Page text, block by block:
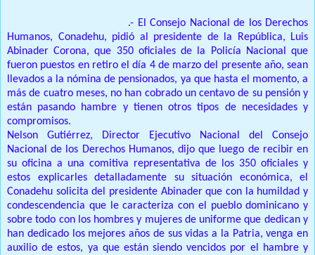
.- El Consejo Nacional de los Derechos
Humanos, Conadehu, pidió al presidente de la República, Luis
Abinader Corona, que 350 oficiales de la Policía Nacional que
fueron puestos en retiro el día 4 de marzo del presente año, sean
llevados a la nómina de pensionados, ya que hasta el momento, a
más de cuatro meses, no han cobrado un centavo de su pensión y
están pasando hambre y tienen otros tipos de necesidades y
compromisos.
Nelson Gutiérrez, Director Ejecutivo Nacional del Consejo
Nacional de los Derechos Humanos, dijo que luego de recibir en
su oficina a una comitiva representativa de los 350 oficiales y
estos explicarles detalladamente su situación económica, el
Conadehu solicita del presidente Abinader que con la humildad y
condescendencia que le caracteriza con el pueblo dominicano y
sobre todo con los hombres y mujeres de uniforme que dedican y
han dedicado los mejores años de sus vidas a la Patria, venga en
auxilio de estos, ya que están siendo vencidos por el hambre y